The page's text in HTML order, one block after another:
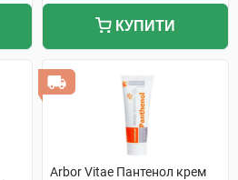
КУПИТИ
Arbor Vitae Пантенол крем